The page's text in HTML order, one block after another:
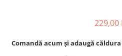
229,00
Comandă acum și adaugă